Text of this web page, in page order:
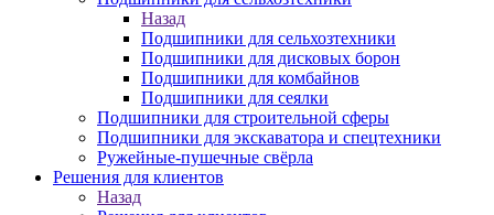
Назад
Подшипники для сельхозтехники
Подшипники для дисковых борон
Подшипники для комбайнов
Подшипники для сеялки
Подшипники для строительной сферы
Подшипники для экскаватора и спецтехники
Ружейные-пушечные свёрла
Решения для клиентов
Назад